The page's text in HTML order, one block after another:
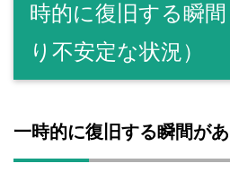
時的に復旧する瞬
り不安定な状況）
一時的に復旧する瞬間が